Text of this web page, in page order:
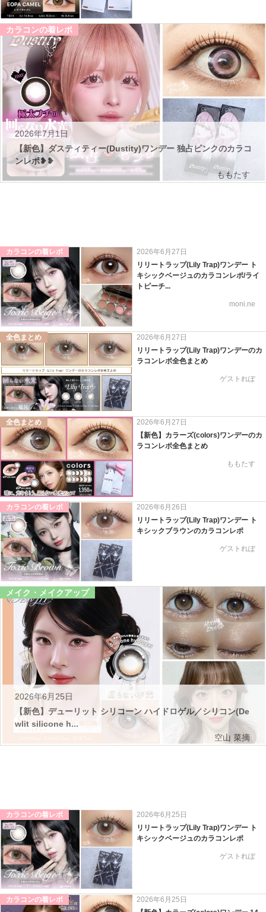
カラコンの着レポ
2026年7月1日
【新色】ダスティティー(Dustity)ワンデー 独占ピンクのカラコ
ンレポ❥❥
ももたす
カラコンの着レポ
2026年6月27日
リリートラップ(Lily Trap)ワンデー ト
キシックベージュのカラコンレポ/ライ
トピーチ...
moni.ne
全色まとめ
2026年6月27日
リリートラップ(Lily Trap)ワンデーのカ
ラコンレポ全色まとめ
ゲストれぽ
全色まとめ
2026年6月27日
【新色】カラーズ(colors)ワンデーのカ
ラコンレポ全色まとめ
ももたす
カラコンの着レポ
2026年6月26日
リリートラップ(Lily Trap)ワンデー ト
キシックブラウンのカラコンレポ
ゲストれぽ
メイク・メイクアップ
2026年6月25日
【新色】デューリット シリコーン ハイドロゲル／シリコン(De
wlit silicone h...
空山 菜摘
カラコンの着レポ
2026年6月25日
リリートラップ(Lily Trap)ワンデー ト
キシックベージュのカラコンレポ
ゲストれぽ
カラコンの着レポ
2026年6月25日